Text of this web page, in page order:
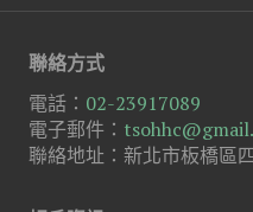
聯絡方式
電話： 02-23917089
電子郵件：
聯絡地址：新北市板橋區